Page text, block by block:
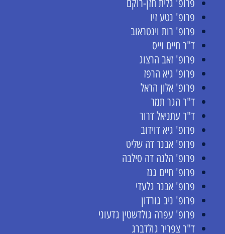
פרופ' גלית חזן-רוקם
פרופ' נטע זיו
פרופ' רות וינטראוב
ד"ר חיים וייס
פרופ' זאב הרצוג
פרופ' גיא הרפז
פרופ' אלון הראל
ד"ר הגר תמר
ד"ר עתניאל דרור
פרופ' גיא דוידוב
פרופ' אבנר דה שליט
פרופ' הלנה דה סילבה
פרופ' חיים גנז
פרופ' אבנר גלעדי
פרופ' ניב גורדון
פרופ' עפרה גולדשטין גדעוני
ד"ר צפריר גולדברג